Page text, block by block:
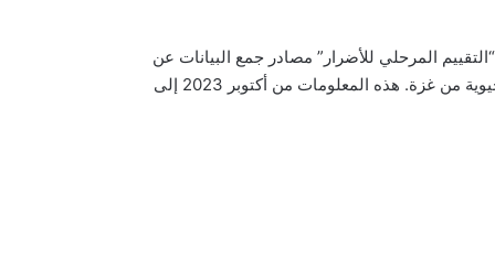
استخدم في تقرير “التقييم المرحلي للأضرار” مصادر جمع البيانات عن
بعد، لتقدير الأضرار التي لحقت بالبنية التحتية المادية في الأجزاء الحيوية من غزة. هذه المعلومات من أكتوبر 2023 إلى